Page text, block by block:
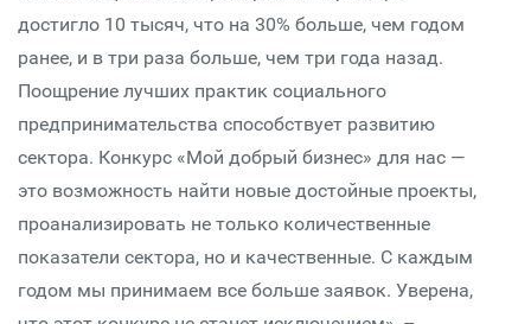
достигло 10 тысяч, что на 30% больше, чем годом
ранее, и в три раза больше, чем три года назад.
Поощрение лучших практик социального
предпринимательства способствует развитию
сектора. Конкурс «Мой добрый бизнес» для нас —
это возможность найти новые достойные проекты,
проанализировать не только количественные
показатели сектора, но и качественные. С каждым
годом мы принимаем все больше заявок. Уверена,